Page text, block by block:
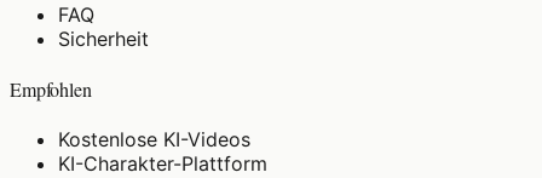
FAQ
Sicherheit
Empfohlen
Kostenlose KI-Videos
KI-Charakter-Plattform